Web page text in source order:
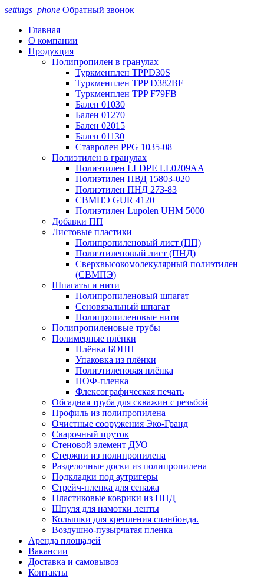
settings_phone Обратный звонок
Главная
О компании
Продукция
Полипропилен в гранулах
Туркменплен TPPD30S
Туркменплен TPP D382BF
Туркменплен TPP F79FB
Бален 01030
Бален 01270
Бален 02015
Бален 01130
Ставролен PPG 1035-08
Полиэтилен в гранулах
Полиэтилен LLDPE LL0209AA
Полиэтилен ПВД 15803-020
Полиэтилен ПНД 273-83
СВМПЭ GUR 4120
Полиэтилен Lupolen UHM 5000
Добавки ПП
Листовые пластики
Полипропиленовый лист (ПП)
Полиэтиленовый лист (ПНД)
Сверхвысокомолекулярный полиэтилен
(СВМПЭ)
Шпагаты и нити
Полипропиленовый шпагат
Сеновязальный шпагат
Полипропиленовые нити
Полипропиленовые трубы
Полимерные плёнки
Плёнка БОПП
Упаковка из плёнки
Полиэтиленовая плёнка
ПОФ-пленка
Флексографическая печать
Обсадная труба для скважин с резьбой
Профиль из полипропилена
Очистные сооружения Эко-Гранд
Сварочный пруток
Стеновой элемент ДУО
Стержни из полипропилена
Разделочные доски из полипропилена
Подкладки под аутригеры
Cтрейч-пленка для сенажа
Пластиковые коврики из ПНД
Шпуля для намотки ленты
Колышки для крепления спанбонда.
Воздушно-пузырчатая пленка
Аренда площадей
Вакансии
Доставка и самовывоз
Контакты